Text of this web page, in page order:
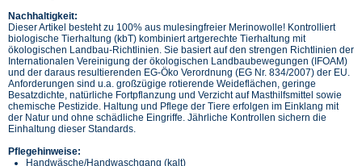
Nachhaltigkeit:
Dieser Artikel besteht zu 100% aus mulesingfreier Merinowolle! Kontrolliert
biologische Tierhaltung (kbT) kombiniert artgerechte Tierhaltung mit
ökologischen Landbau-Richtlinien. Sie basiert auf den strengen Richtlinien der
Internationalen Vereinigung der ökologischen Landbaubewegungen (IFOAM)
und der daraus resultierenden EG-Öko Verordnung (EG Nr. 834/2007) der EU.
Anforderungen sind u.a. großzügige rotierende Weideflächen, geringe
Besatzdichte, natürliche Fortpflanzung und Verzicht auf Masthilfsmittel sowie
chemische Pestizide. Haltung und Pflege der Tiere erfolgen im Einklang mit
der Natur und ohne schädliche Eingriffe. Jährliche Kontrollen sichern die
Einhaltung dieser Standards.
Pflegehinweise:
Handwäsche/Handwaschgang (kalt)